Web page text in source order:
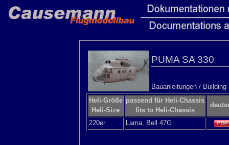
PUMA SA 330
Bauanleitungen /
Heli-Größe
Heli-Size
passend für Heli-Chassis
fits to Heli-Chassis
220er Lama, Bell 47G